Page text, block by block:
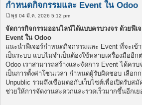
กำหนดกิจกรรมและ Event ใน Odoo
โ
พ
ส
ต์
พุธ 04 มี.ค. 2026 5:12 pm
จัดการกิจกรรมออนไลน์ได้แบบครบวงจร ด้วยฟีเ
Event ใน Odoo
แนะนำฟีเจอร์กำหนดกิจกรรมและ Event ที่จะเข้
เป็นระบบ แบบไม่จำเป็นต้องใช้หลายเครื่องมืออีก
Odoo เราสามารถสร้างและจัดการ Event ได้คร
เป็นการตั้งค่าโซนเวลา กำหนดผู้รับผิดชอบ เลือก
Unpublic รวมถึงเชื่อมต่อกับเว็บไซต์เพื่อเปิดรับส
ช่วยให้การจัดงานสะดวกและรวดเร็วมากขึ้นอีกเย